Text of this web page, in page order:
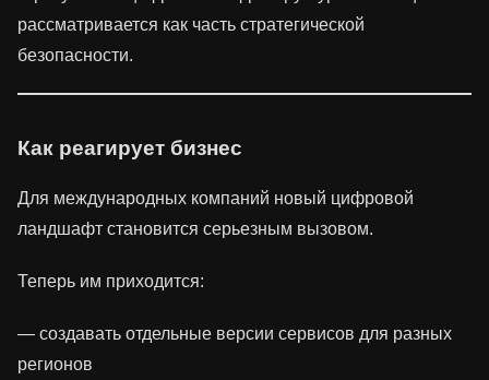
рассматривается как часть стратегической
безопасности.
Как реагирует бизнес
Для международных компаний новый цифровой
ландшафт становится серьезным вызовом.
Теперь им приходится:
— создавать отдельные версии сервисов для разных
регионов